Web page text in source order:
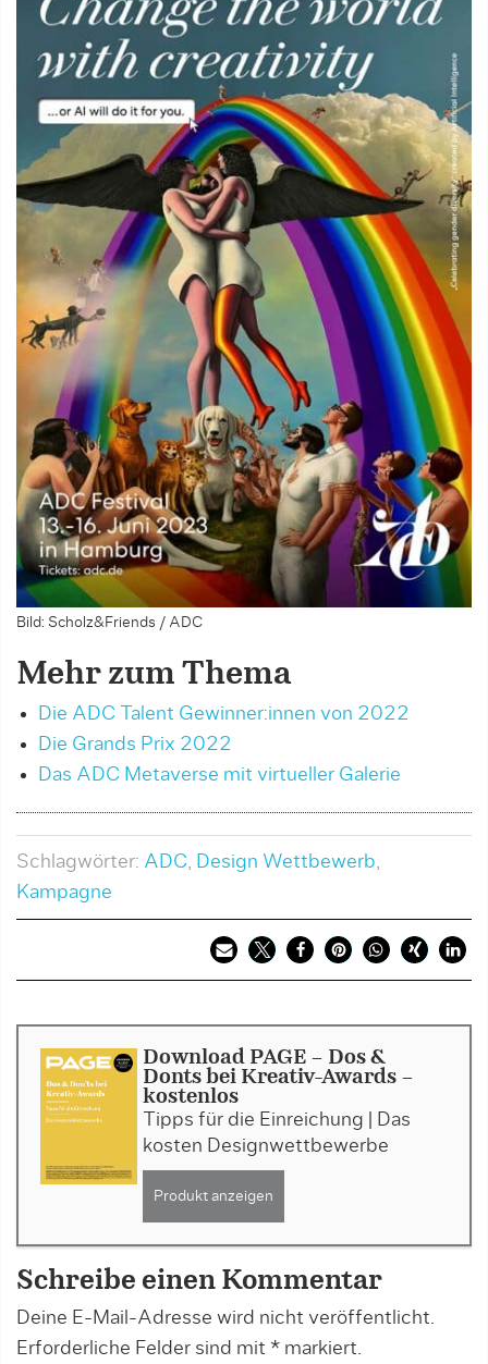
Bild: Scholz&Friends / ADC
Mehr zum Thema
Die ADC Talent Gewinner:innen von 2022
Die Grands Prix 2022
Das ADC Metaverse mit virtueller Galerie
Schlagwörter: ADC, Design Wettbewerb,
Kampagne
Download PAGE - Dos &
Donts bei Kreativ-Awards -
kostenlos
Tipps für die Einreichung | Das
kosten Designwettbewerbe
Produkt anzeigen
Schreibe einen Kommentar
Deine E-Mail-Adresse wird nicht veröffentlicht.
Erforderliche Felder sind mit * markiert.